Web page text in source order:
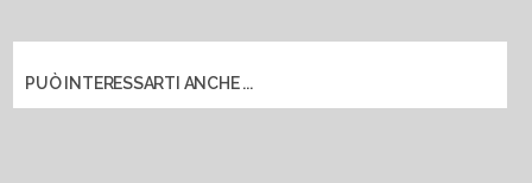
PUÒ INTERESSARTI ANCHE ...